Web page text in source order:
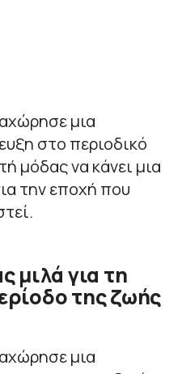
μια
στο περιοδικό
μόδας να κάνει μια
την εποχή που
μιλά για τη
της ζωής
μια